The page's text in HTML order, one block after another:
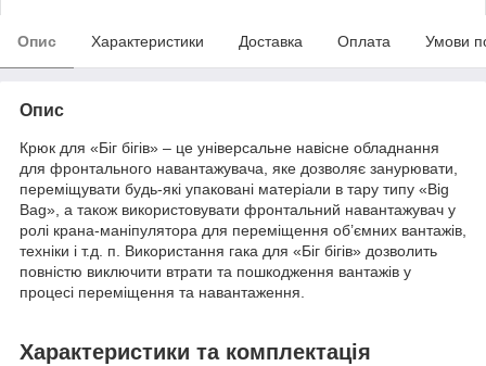
Опис Характеристики Доставка Оплата Умови
Опис
Крюк для «Біг бігів» – це універсальне навісне обладнання
для фронтального навантажувача, яке дозволяє занурювати,
переміщувати будь-які упаковані матеріали в тару типу «Big
Bag», а також використовувати фронтальний навантажувач у
ролі крана-маніпулятора для переміщення об’ємних вантажів,
техніки і т.д. п. Використання гака для «Біг бігів» дозволить
повністю виключити втрати та пошкодження вантажів у
процесі переміщення та навантаження.
Характеристики та комплектація